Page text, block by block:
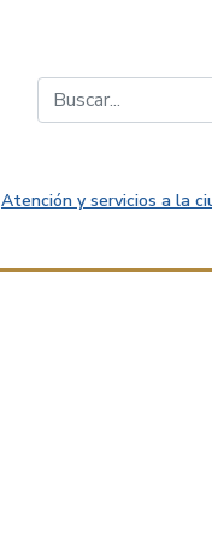
Atención y servicios a la